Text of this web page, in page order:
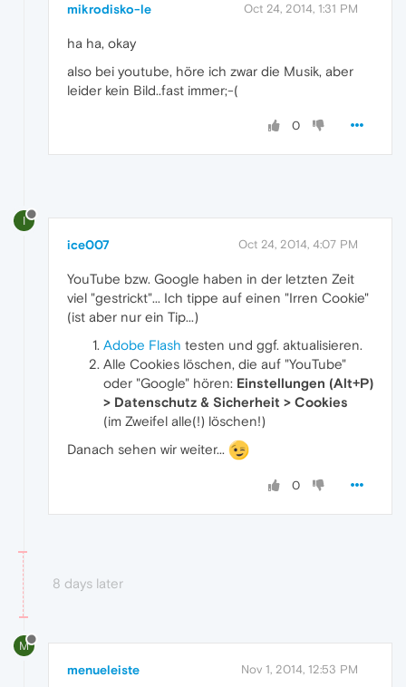
mikrodisko-le Oct 24, 2014, 1:31 PM
ha ha, okay
also bei youtube, höre ich zwar die Musik, aber
leider kein Bild..fast immer;-(
0
I
ice007 Oct 24, 2014, 4:07 PM
YouTube bzw. Google haben in der letzten Zeit
viel "gestrickt"... Ich tippe auf einen "Irren Cookie"
(ist aber nur ein Tip...)
Adobe Flash testen und ggf. aktualisieren.
Alle Cookies löschen, die auf "YouTube"
oder "Google" hören: Einstellungen (Alt+P)
> Datenschutz & Sicherheit > Cookies
(im Zweifel alle(!) löschen!)
Danach sehen wir weiter...
0
8 days later
M
menueleiste Nov 1, 2014, 12:53 PM